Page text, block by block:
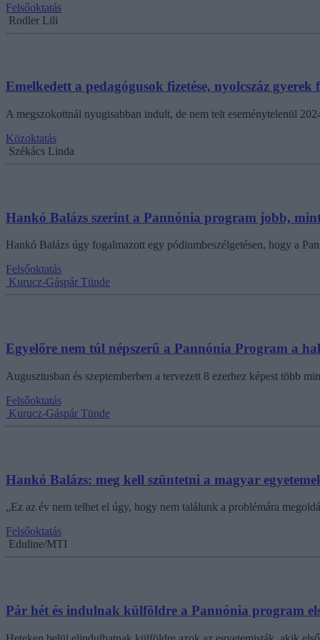
Felsőoktatás
Rodler Lili
Emelkedett a pedagógusok fizetése, nyolcszáz
A megszokottnál nyugisabban indult, de nem telt eseménytelenül
Közoktatás
Székács Linda
Hankó Balázs szerint a Pannónia program jobb,
Hankó Balázs úgy fogalmazott egy pódiumbeszélgetésen, hogy a
Felsőoktatás
Kurucz-Gáspár Tünde
Egyelőre nem túl népszerű a Pannónia Program a
Augusztusban és szeptemberben a tervezett 8 ezerhez képest több
Felsőoktatás
Kurucz-Gáspár Tünde
Hankó Balázs: meg kell szüntetni a magyar
„Ez az év nem telhet el úgy, hogy nem találunk a problémára
Felsőoktatás
Eduline/MTI
Pár hét és indulnak külföldre a Pannónia program